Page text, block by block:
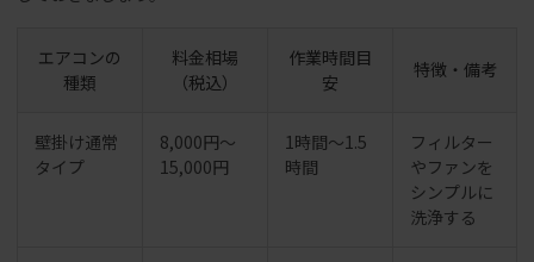
エアコンの
種類
料金相場
（税込）
作業時間目
安
特徴・備考
壁掛け通常
タイプ
8,000円～
15,000円
1時間～1.5
時間
フィルター
やファンを
シンプルに
洗浄する